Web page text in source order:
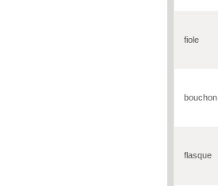
fiole
bouchon
flasque